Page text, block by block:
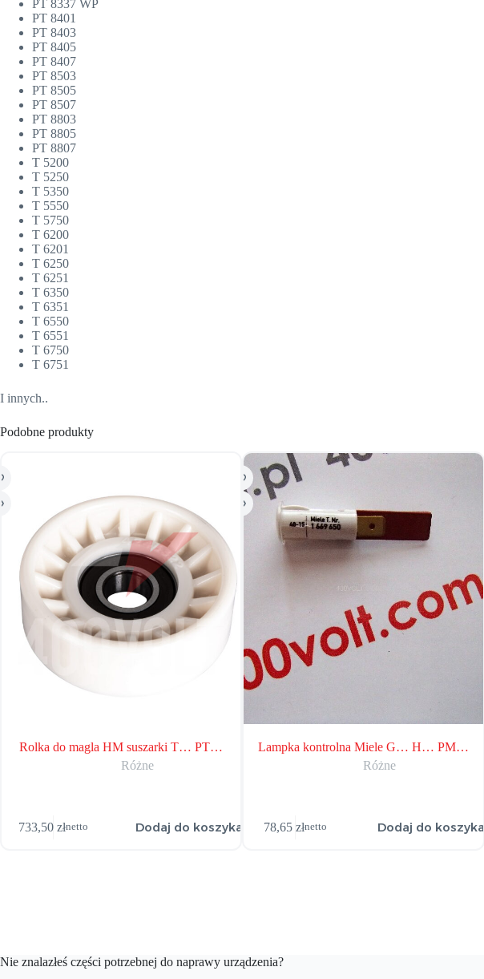
PT 8337 WP
PT 8401
PT 8403
PT 8405
PT 8407
PT 8503
PT 8505
PT 8507
PT 8803
PT 8805
PT 8807
T 5200
T 5250
T 5350
T 5550
T 5750
T 6200
T 6201
T 6250
T 6251
T 6350
T 6351
T 6550
T 6551
T 6750
T 6751
I innych..
Podobne produkty
Rolka do magla HM suszarki T… PT…
Różne
733,50złnetto Dodaj do koszyka
Lampka kontrolna Miele G… H… PM…
Różne
78,65złnetto Dodaj do koszyka
Nie znalazłeś części potrzebnej do naprawy urządzenia?